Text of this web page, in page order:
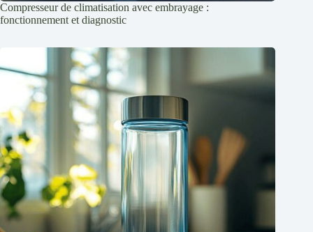
Compresseur de climatisation avec embrayage :
fonctionnement et diagnostic